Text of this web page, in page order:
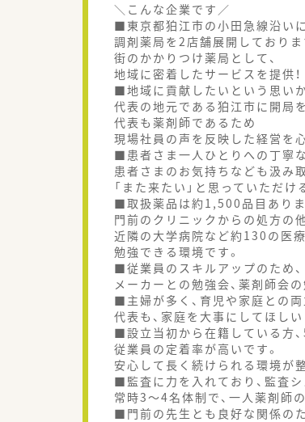
＼こんな企業です／
■東京都狛江市の小田急線沿いに
調剤薬局を2店舗展開しておりま
街のかかりつけ薬局として、
地域に密着したサービスを提供！
■地域に貢献したいという思いか
代表の地元である狛江市に開局
代表も薬剤師であるため
現場社員の声を反映した経営を
■患者さま一人ひとりへの丁寧
患者さまのお気持ちなども汲み
「また来たい」と思っていただ
■取扱薬品は約1,500品目ありま
門前のクリニックからの処方の他
近隣の大学病院など約130の医
勉強できる環境です。
■従業員のスキルアップのため、
メーカーとの勉強会、薬剤師会
■主婦が多く、育児や家庭との
代表も、家庭を大事にしてほし
■設立当初から在籍している方
従業員の定着率が高いです。
安心して長く続けられる環境が
■監査に力を入れており、監査
常時3～4名体制で、一人薬剤師
■門前の先生とも良好な関係の